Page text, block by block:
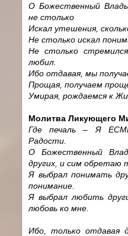
О Божественный
не столько
Искал утешения,
Не столько искал
Не столько
любил.
Ибо отдавая, мы
Прощая, получаем
Умирая, рождаемся к
Молитва Ликующего
Где печаль – Я ЕСМЬ
Радости.
О Божественный
других, и сим обретаю
Я выбрал понимать
понимание.
Я выбрал любить
любовь ко мне.
Ибо, только отдавая